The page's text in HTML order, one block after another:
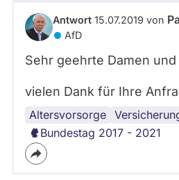
Antwort 15.07.2019 von
AfD
Sehr geehrte Damen
vielen Dank für Ihre
Altersvorsorge
Bundestag 2017 - 2021